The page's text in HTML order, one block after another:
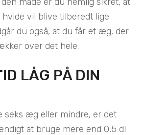
hvide vil blive tilberedt lige
du også, at du får et æg, der
over det hele.
LÅG PÅ DIN
seks æg eller mindre, er det
at bruge mere end 0,5 dl